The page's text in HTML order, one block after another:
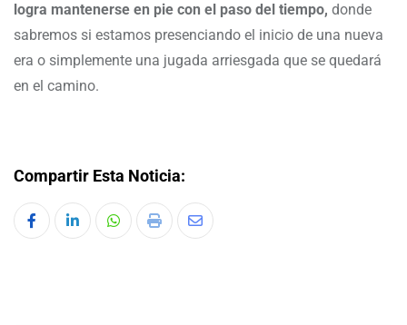
logra mantenerse en pie con el paso del tiempo, donde
sabremos si estamos presenciando el inicio de una nueva
era o simplemente una jugada arriesgada que se quedará
en el camino.
Compartir Esta Noticia: